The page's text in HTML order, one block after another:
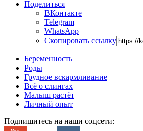
Поделиться
ВКонтакте
Telegram
WhatsApp
Скопировать ссылку
Беременность
Роды
Грудное вскармливание
Всё о слингах
Малыш растёт
Личный опыт
Подпишитесь на наши соцсети: